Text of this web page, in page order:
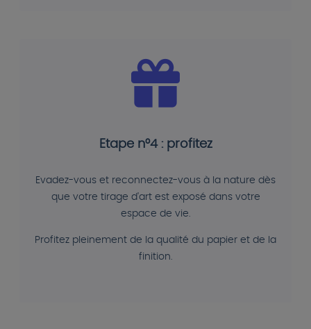
Etape n°4 : profitez
Evadez-vous et reconnectez-vous à la nature dès
que votre tirage d'art est exposé dans votre
espace de vie.
Profitez pleinement de la qualité du papier et de la
finition.